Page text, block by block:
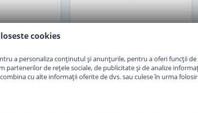
in cos Adauga in cos
cookies
a personaliza conținutul și anunțurile, pentru a oferi funcții
partenerilor de rețele sociale, de publicitate și de analize
cu alte informații oferite de dvs. sau culese în urma